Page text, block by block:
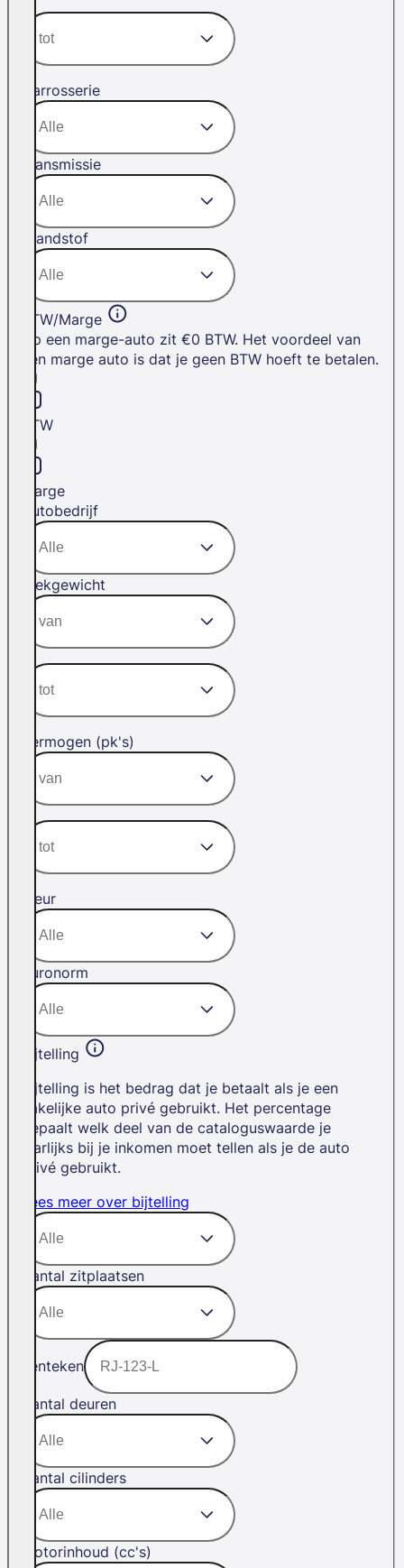
Carrosserie
Transmissie
Brandstof
BTW/Marge
Op een marge-auto zit €0 BTW. Het voordeel van
een marge auto is dat je geen BTW hoeft te betalen.
BTW
Marge
Autobedrijf
Trekgewicht
Vermogen (pk's)
Kleur
Euronorm
Bijtelling
Bijtelling is het bedrag dat je betaalt als je een
zakelijke auto privé gebruikt. Het percentage
bepaalt welk deel van de cataloguswaarde je
jaarlijks bij je inkomen moet tellen als je de auto
privé gebruikt.
Lees meer over bijtelling
Aantal zitplaatsen
Kenteken
Aantal deuren
Aantal cilinders
Motorinhoud (cc's)